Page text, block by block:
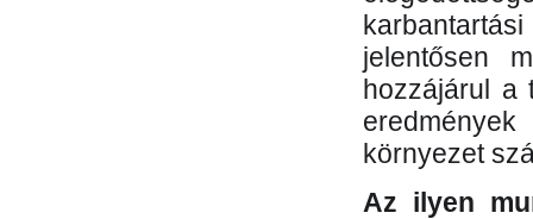
jelentősen
hozzájárul a
környezet
Az ilyen